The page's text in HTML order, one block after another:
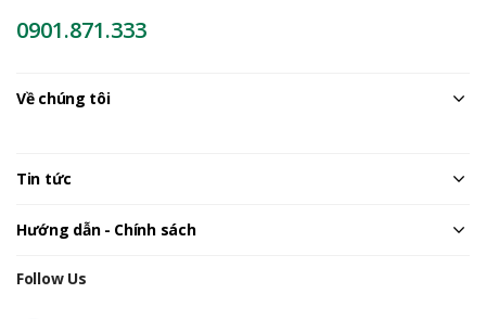
0901.871.333
Về chúng tôi
Tin tức
Hướng dẫn - Chính sách
Follow Us